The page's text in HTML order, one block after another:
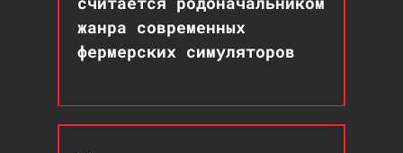
жанра современных
фермерских симуляторов